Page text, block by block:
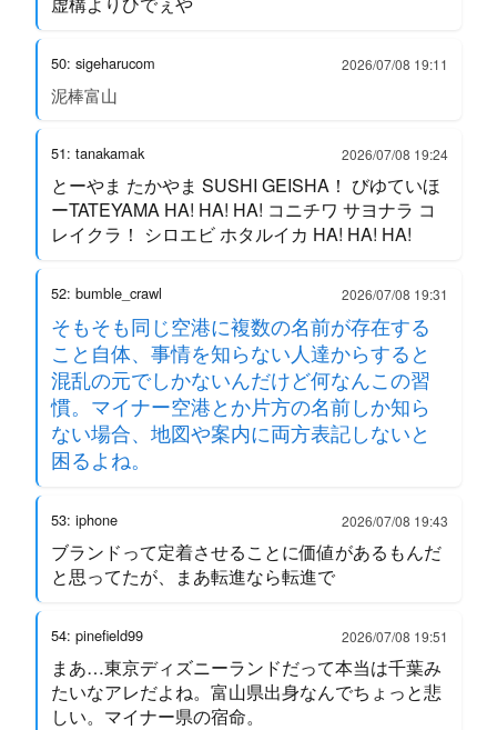
50: sigeharucom 2026/07/08 19:11
泥棒富山
51: tanakamak 2026/07/08 19:24
とーやま たかやま SUSHI GEISHA！ びゆていほ
ーTATEYAMA HA! HA! HA! コニチワ サヨナラ コ
レイクラ！ シロエビ ホタルイカ HA! HA! HA!
52: bumble_crawl 2026/07/08 19:31
そもそも同じ空港に複数の名前が存在する
こと自体、事情を知らない人達からすると
混乱の元でしかないんだけど何なんこの習
慣。マイナー空港とか片方の名前しか知ら
ない場合、地図や案内に両方表記しないと
困るよね。
53: iphone 2026/07/08 19:43
ブランドって定着させることに価値があるもんだ
と思ってたが、まあ転進なら転進で
54: pinefield99 2026/07/08 19:51
まあ…東京ディズニーランドだって本当は千葉み
たいなアレだよね。富山県出身なんでちょっと悲
しい。マイナー県の宿命。